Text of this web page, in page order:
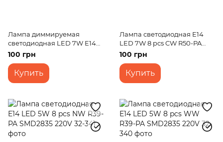
Лампа диммируемая
светодиодная LED 7W E14
NW C37 Dim 220V
100 грн
Купить
Лампа светодиодная E14
LED 7W 8 pcs CW R50-PA
SMD2835 220V
100 грн
Купить